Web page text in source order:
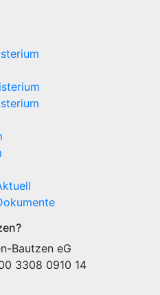
Bautzen eG
3308 0910 14